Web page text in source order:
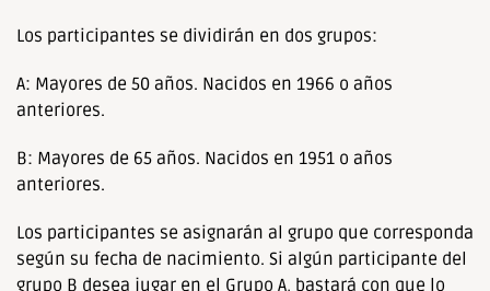
Los participantes se dividirán en dos grupos:
A: Mayores de 50 años. Nacidos en 1966 o años
anteriores.
B: Mayores de 65 años. Nacidos en 1951 o años
anteriores.
Los participantes se asignarán al grupo que corresponda
según su fecha de nacimiento. Si algún participante del
grupo B desea jugar en el Grupo A, bastará con que lo